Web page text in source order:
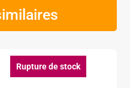
Rupture de stock